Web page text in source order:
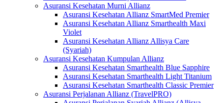
Asuransi Kesehatan Murni Allianz
Asuransi Kesehatan Allianz SmartMed Premier
Asuransi Kesehatan Allianz Smarthealth Maxi
Violet
Asuransi Kesehatan Allianz Allisya Care
(Syariah)
Asuransi Kesehatan Kumpulan Allianz
Asuransi Kesehatan Smarthealth Blue Sapphire
Asuransi Kesehatan Smarthealth Light Titanium
Asuransi Kesehatan Smarthealth Classic Premier
Asuransi Perjalanan Allianz (TravelPRO)